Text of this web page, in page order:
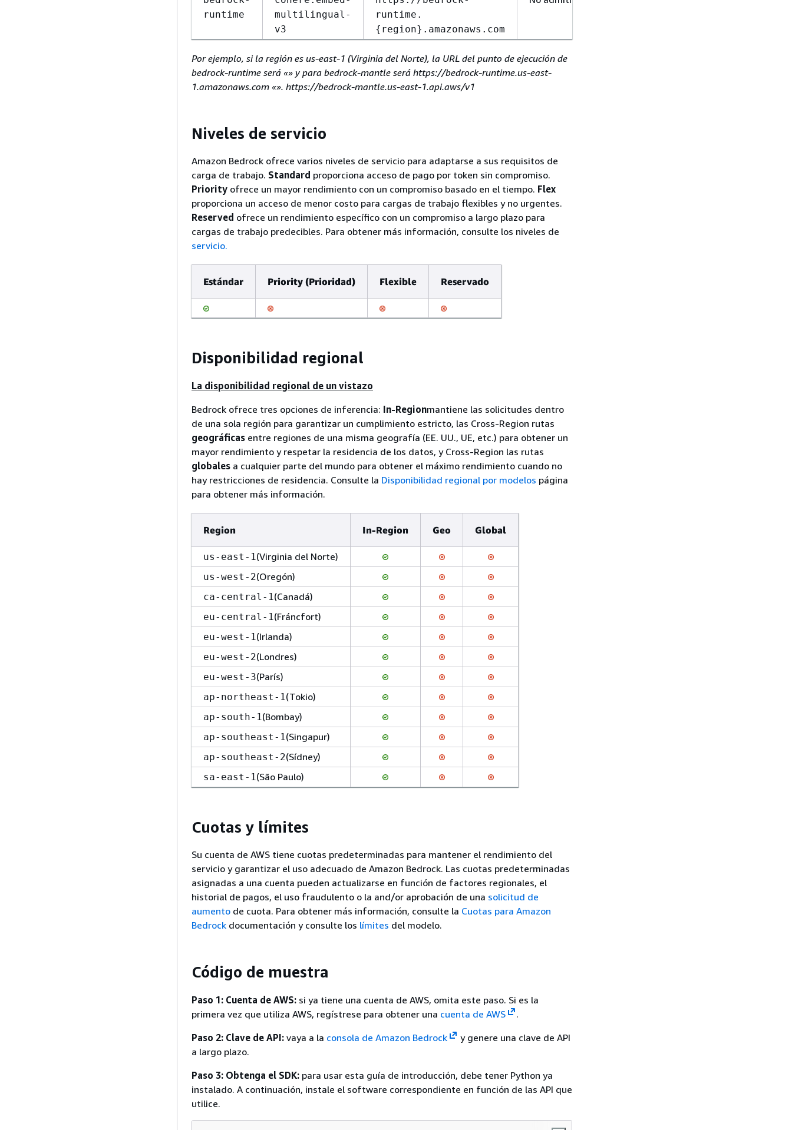
runtime
multilingual-
v3
runtime.
{ region}.amazonaws.com
Por ejemplo, si la región es us-east-1 (Virginia del Norte), la URL del punto de ejecución de
bedrock-runtime será «» y para bedrock-mantle será https://bedrock-runtime.us-east-
1.amazonaws.com «». https://bedrock-mantle.us-east-1.api.aws/v1
Niveles de servicio
Amazon Bedrock ofrece varios niveles de servicio para adaptarse a sus requisitos de
carga de trabajo. Standard proporciona acceso de pago por token sin compromiso.
Priority ofrece un mayor rendimiento con un compromiso basado en el tiempo. Flex
proporciona un acceso de menor costo para cargas de trabajo flexibles y no urgentes.
Reserved ofrece un rendimiento específico con un compromiso a largo plazo para
cargas de trabajo predecibles. Para obtener más información, consulte los niveles de
servicio.
Estándar Priority (Prioridad) Flexible Reservado
Disponibilidad regional
La disponibilidad regional de un vistazo
Bedrock ofrece tres opciones de inferencia: In-Regionmantiene las solicitudes dentro
de una sola región para garantizar un cumplimiento estricto, las Cross-Region rutas
geográficas entre regiones de una misma geografía (EE. UU., UE, etc.) para obtener un
mayor rendimiento y respetar la residencia de los datos, y Cross-Region las rutas
globales a cualquier parte del mundo para obtener el máximo rendimiento cuando no
hay restricciones de residencia. Consulte la Disponibilidad regional por modelos página
para obtener más información.
Region In-Region Geo Global
us-east-1 (Virginia del Norte)
us-west-2(Oregón)
ca-central-1 (Canadá)
eu-central-1 (Fráncfort)
eu-west-1 (Irlanda)
eu-west-2(Londres)
eu-west-3(París)
ap-northeast-1 (Tokio)
ap-south-1 (Bombay)
ap-southeast-1 (Singapur)
ap-southeast-2(Sídney)
sa-east-1 (São Paulo)
Cuotas y límites
Su cuenta de AWS tiene cuotas predeterminadas para mantener el rendimiento del
servicio y garantizar el uso adecuado de Amazon Bedrock. Las cuotas predeterminadas
asignadas a una cuenta pueden actualizarse en función de factores regionales, el
historial de pagos, el uso fraudulento o la and/or aprobación de una solicitud de
aumento de cuota. Para obtener más información, consulte la Cuotas para Amazon
Bedrock documentación y consulte los límites del modelo.
Código de muestra
Paso 1: Cuenta de AWS: si ya tiene una cuenta de AWS, omita este paso. Si es la
primera vez que utiliza AWS, regístrese para obtener una cuenta de AWS
.
Paso 2: Clave de API: vaya a la consola de Amazon Bedrock
y genere una clave de API
a largo plazo.
Paso 3: Obtenga el SDK: para usar esta guía de introducción, debe tener Python ya
instalado. A continuación, instale el software correspondiente en función de las API que
utilice.